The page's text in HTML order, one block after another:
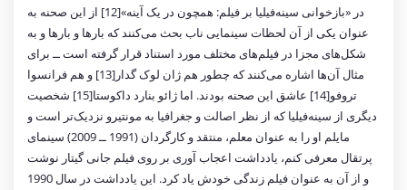
در «بازخوانی سینه‌فیلیا بر فیلم: همچون در یک آینه»[12] از این صحنه به
عنوان یکی از آن لحظات سینمایی ناب بحث می‌کنند که بارها و بارها و به
شکل‌های مجزا در فیلم‌های مختلف مورد استناد قرار گرفته است ــ برای
مثال آن‌ها اشاره می‌کنند که چطور هم ژان لوک گدار[13] و هم فرانسوا
تروفو[14] عاشق این صحنه بودند. اما ژائو بنارد داکوستا[15] شخصیت
دیگری از سینه‌فیلیا که از نظر اصالت و جغرافیا به مونتیرو نزدیک‌تر است و
مایلم او را به عنوان معلم، منتقد و کارگردان (1991 ــ 2009) سینمای
پرتقال معرفی کنم، یادداشت اعجاب آوری بر روی فیلم جانی گیتار نوشت
و از آن به عنوان فیلم زندگی خودش یاد کرد. این یادداشت در سال 1990